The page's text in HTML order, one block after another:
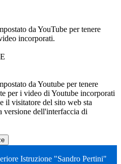
da YouTube per tenere
incorporati.
da Youtube per tenere
per i video di Youtube incorporati
il visitatore del sito web sta
versione dell'interfaccia di
Istruzione "Sandro Pertini"